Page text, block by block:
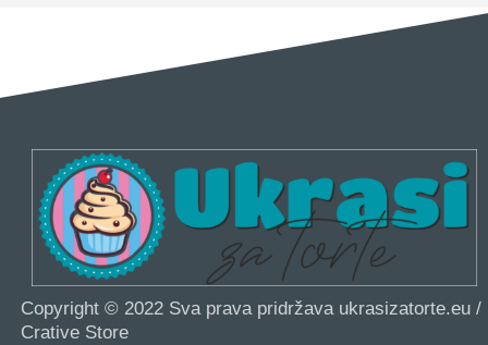
Copyright © 2022 Sva prava pridržava ukrasizatorte.eu /
Crative Store